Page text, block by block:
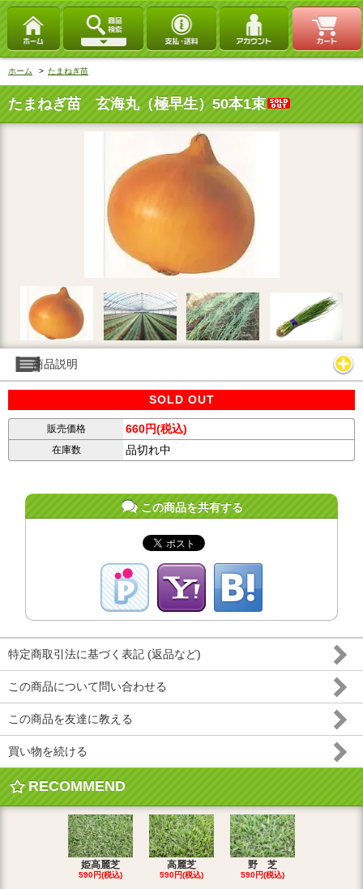
ホーム > たまねぎ苗
たまねぎ苗 玄海丸（極早生）50本1束
商品説明
SOLD OUT
販売価格 660円(税込)
在庫数 品切れ中
この商品を共有する
特定商取引法に基づく表記 (返品など)
この商品について問い合わせる
この商品を友達に教える
買い物を続ける
RECOMMEND
姫高麗芝
590円(税込)
高麗芝
590円(税込)
野 芝
590円(税込)